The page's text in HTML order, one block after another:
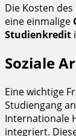
Die Kosten
eine einmalige
Studienkredit
Soziale
Eine wichtige
Studiengang
Internationale
integriert.